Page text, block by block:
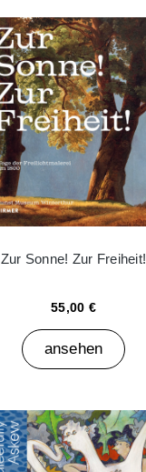
Zur Sonne! Zur Freiheit!
55,00 €
ansehen